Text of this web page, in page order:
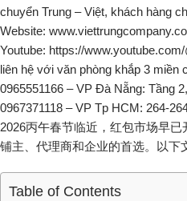
2026丙午春节临近，红包市场早
铺主、代理商和企业的首选。以下
Table of Contents